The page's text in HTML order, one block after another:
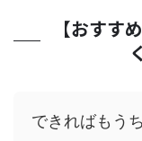
【おすす
できればもう